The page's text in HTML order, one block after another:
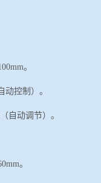
。
控制）。
自动调节）。
。